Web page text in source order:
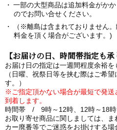
一部の大型商品は追加料金がか
のでお問い合せください。
（※離島は含まれておりません
料金を頂く場合がございます。)
【お届けの日、時間帯指定も承
お届け日の指定は一週間程度余裕を
（日曜、祝祭日等を挟む際はご希
す。）
※ご指定頂かない場合が最短で発送
到着します。
時間帯 / 9時～12時、12時～18時
お取り寄せ商品に関しましては、
カー廃番等でご迷惑をお掛けする